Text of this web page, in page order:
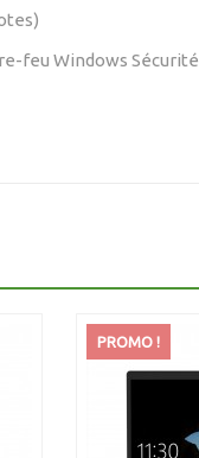
feu Windows Sécurité
PROMO !